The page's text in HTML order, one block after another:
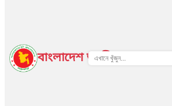
বাংলাদেশ জাতীয় তথ্য বাতায়ন